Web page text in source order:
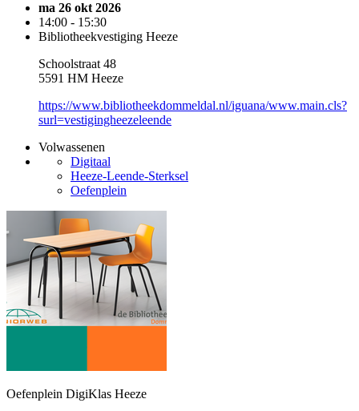
ma 26 okt 2026
14:00 - 15:30
Bibliotheekvestiging Heeze
Schoolstraat 48
5591 HM Heeze
https://www.bibliotheekdommeldal.nl/iguana/www.main.cls?
surl=vestigingheezeleende
Volwassenen
Digitaal
Heeze-Leende-Sterksel
Oefenplein
Oefenplein DigiKlas Heeze